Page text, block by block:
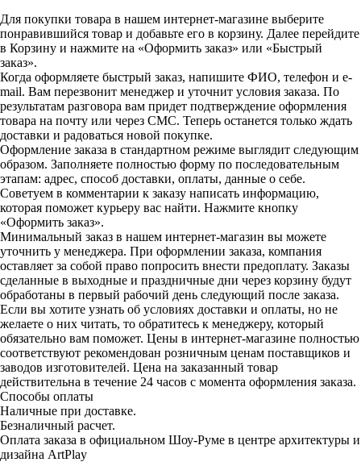
Для покупки товара в нашем интернет-магазине выберите
понравившийся товар и добавьте его в корзину. Далее перейдите
в Корзину и нажмите на «Оформить заказ» или «Быстрый
заказ».
Когда оформляете быстрый заказ, напишите ФИО, телефон и e-
mail. Вам перезвонит менеджер и уточнит условия заказа. По
результатам разговора вам придет подтверждение оформления
товара на почту или через СМС. Теперь останется только ждать
доставки и радоваться новой покупке.
Оформление заказа в стандартном режиме выглядит следующим
образом. Заполняете полностью форму по последовательным
этапам: адрес, способ доставки, оплаты, данные о себе.
Советуем в комментарии к заказу написать информацию,
которая поможет курьеру вас найти. Нажмите кнопку
«Оформить заказ».
Минимальный заказ в нашем интернет-магазин вы можете
уточнить у менеджера. При оформлении заказа, компания
оставляет за собой право попросить внести предоплату. Заказы
сделанные в выходные и праздничные дни через корзину будут
обработаны в первый рабочий день следующий после заказа.
Если вы хотите узнать об условиях доставки и оплаты, но не
желаете о них читать, то обратитесь к менеджеру, который
обязательно вам поможет. Цены в интернет-магазине полностью
соответствуют рекомендован розничным ценам поставщиков и
заводов изготовителей. Цена на заказанный товар
действительна в течение 24 часов с момента оформления заказа.
Способы оплаты
Наличные при доставке.
Безналичный расчет.
Оплата заказа в официальном Шоу-Руме в центре архитектуры и
дизайна ArtPlay